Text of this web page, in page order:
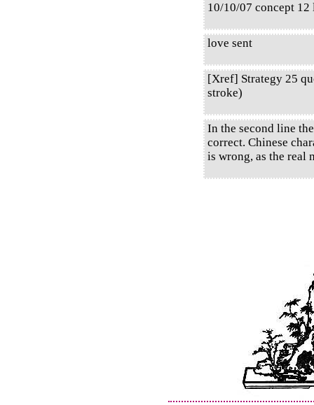
10/10/07 concept 12
love sent
[Xref] Strategy 25
stroke)
In the second line
correct. Chinese
is wrong, as the real